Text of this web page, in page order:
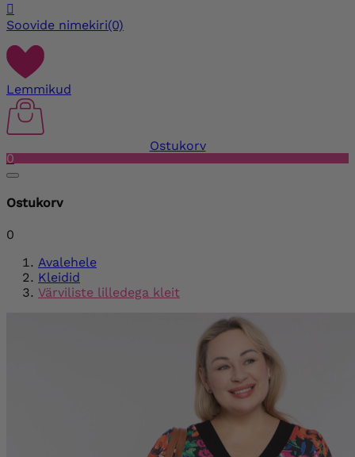

Soovide nimekiri(0)
Lemmikud
Ostukorv
0
Ostukorv
0
Avalehele
Kleidid
Värviliste lilledega kleit